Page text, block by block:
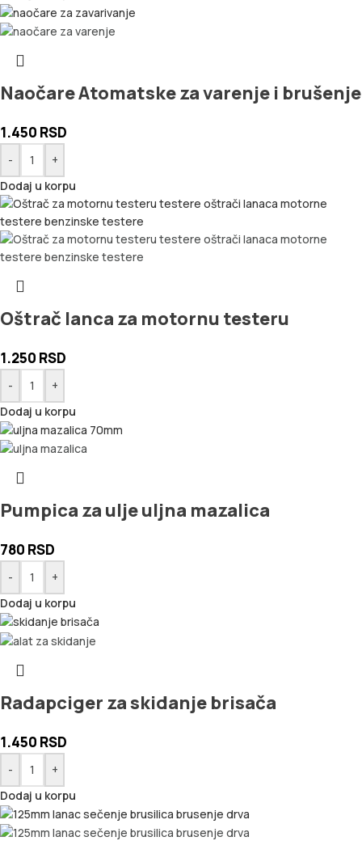
Naočare Atomatske za varenje i brušenje
1.450 RSD
-
+
Dodaj u korpu
Oštrač lanca za motornu testeru
1.250 RSD
-
+
Dodaj u korpu
Pumpica za ulje uljna mazalica
780 RSD
-
+
Dodaj u korpu
Radapciger za skidanje brisača
1.450 RSD
-
+
Dodaj u korpu